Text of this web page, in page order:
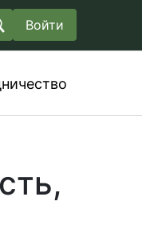
Войти